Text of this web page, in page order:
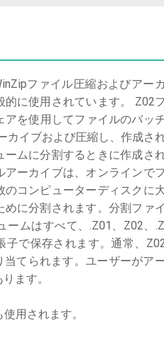
ファイル圧縮およびアー
的に使用されています。 Z02
アを使用してファイルのバッ
カイブおよび圧縮し、作成さ
ームに分割するときに作成さ
アーカイブは、オンラインで
のコンピューターディスクに
めに分割されます。分割ファ
ームはすべて、.Z01、Z02、
子で保存されます。通常、
てられます。ユーザーがア
ます。
用されます。